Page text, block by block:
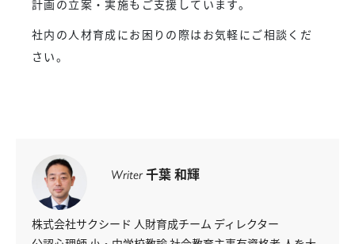
計画の立案・実施もご支援しています。
社内の人材育成にお困りの際はお気軽にご相談くだ
さい。
Writer千葉 和輝
株式会社サクシード 人財育成チーム ディレクター